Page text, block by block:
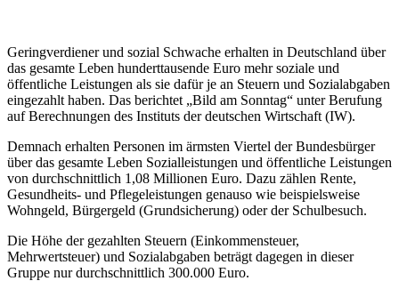
Geringverdiener und sozial Schwache erhalten in Deutschland über
das gesamte Leben hunderttausende Euro mehr soziale und
öffentliche Leistungen als sie dafür je an Steuern und Sozialabgaben
eingezahlt haben. Das berichtet „Bild am Sonntag“ unter Berufung
auf Berechnungen des Instituts der deutschen Wirtschaft (IW).
Demnach erhalten Personen im ärmsten Viertel der Bundesbürger
über das gesamte Leben Sozialleistungen und öffentliche Leistungen
von durchschnittlich 1,08 Millionen Euro. Dazu zählen Rente,
Gesundheits- und Pflegeleistungen genauso wie beispielsweise
Wohngeld, Bürgergeld (Grundsicherung) oder der Schulbesuch.
Die Höhe der gezahlten Steuern (Einkommensteuer,
Mehrwertsteuer) und Sozialabgaben beträgt dagegen in dieser
Gruppe nur durchschnittlich 300.000 Euro.